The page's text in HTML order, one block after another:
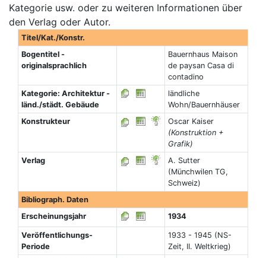
Kategorie usw. oder zu weiteren Informationen über
den Verlag oder Autor.
Titel/Kat./Konstr.
Bogentitel -
originalsprachlich
Bauernhaus Maison
de paysan Casa di
contadino
Kategorie: Architektur -
länd./städt. Gebäude
ländliche
Wohn/Bauernhäuser
Konstrukteur
Oscar Kaiser
(Konstruktion +
Grafik)
Verlag
A. Sutter
(Münchwilen TG,
Schweiz)
Bibliograph. Daten
Erscheinungsjahr
1934
Veröffentlichungs-
Periode
1933 - 1945 (NS-
Zeit, II. Weltkrieg)